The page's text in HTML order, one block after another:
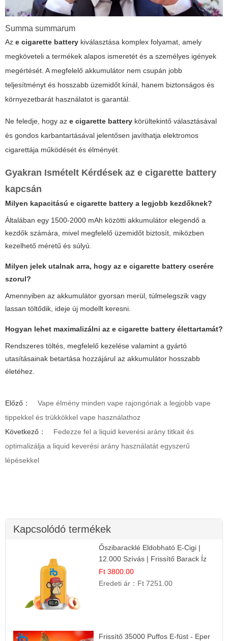
Summa summarum
Az e cigarette battery kiválasztása komplex folyamat, amely
megköveteli a termékek alapos ismeretét és a személyes igények
megértését. A megfelelő akkumulátor nem csupán jobb
teljesítményt és hosszabb üzemidőt kínál, hanem biztonságos és
környezetbarát használatot is garantál.
Ne feledje, hogy az e cigarette battery körültekintő választásával
és gondos karbantartásával jelentősen javíthatja elektromos
cigarettája működését és élményét.
Gyakran Ismételt Kérdések az e cigarette battery
kapcsán
Milyen kapacitású e cigarette battery a legjobb kezdőknek?
Általában egy 1500-2000 mAh közötti akkumulátor elegendő a
kezdők számára, mivel megfelelő üzemidőt biztosít, miközben
kezelhető méretű és súlyú.
Milyen jelek utalnak arra, hogy az e cigarette battery cserére
szorul?
Amennyiben az akkumulátor gyorsan merül, túlmelegszik vagy
lassan töltődik, ideje új modellt keresni.
Hogyan lehet maximalizálni az e cigarette battery élettartamát?
Rendszeres töltés, megfelelő kezelése valamint a gyártó
utasításainak betartása hozzájárul az akkumulátor hosszabb
életéhez.
Előző：
Vape élmény minden vape rajongónak a legjobb vape
tippekkel és trükkökkel vape használathoz
Következő：
Fedezze fel a liquid keverési arány titkait és
optimalizálja a liquid keverési arány használatát egyszerű
lépésekkel
Kapcsolódó termékek
Őszibaracklé Eldobható E-Cigi |
12.000 Szívás | Frissítő Barack Íz
Ft 3800.00
Eredeti ár： Ft 7251.00
Frissítő 35000 Puffos E-füst - Eper